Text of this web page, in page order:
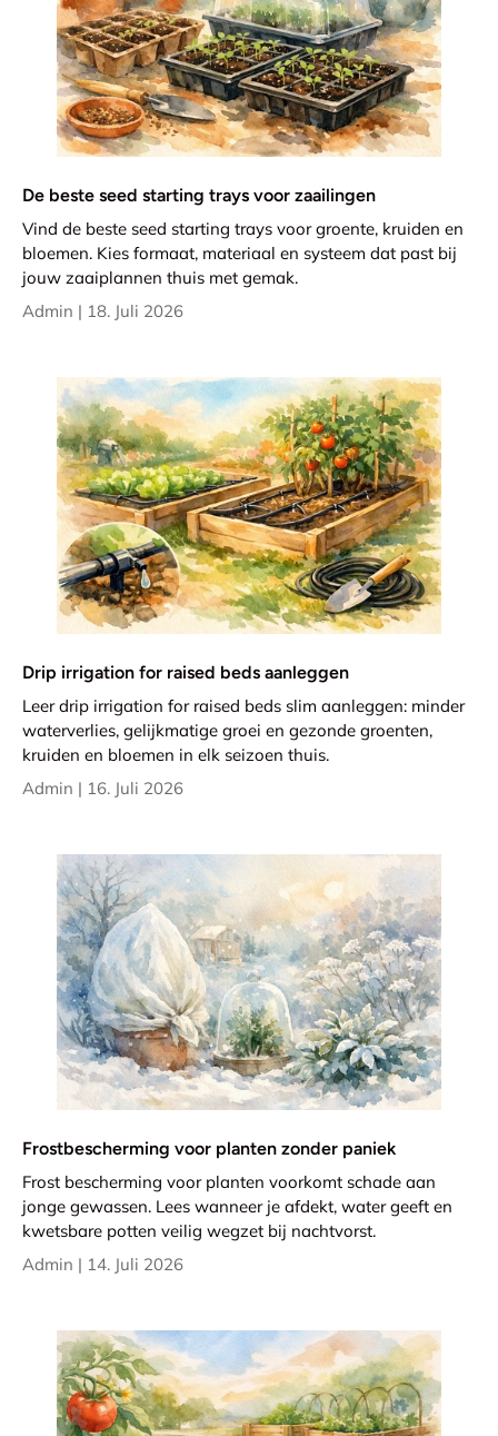
De beste seed starting trays voor zaailingen
Vind de beste seed starting trays voor groente, kruiden en
bloemen. Kies formaat, materiaal en systeem dat past bij
jouw zaaiplannen thuis met gemak.
Admin | 18. Juli 2026
Drip irrigation for raised beds aanleggen
Leer drip irrigation for raised beds slim aanleggen: minder
waterverlies, gelijkmatige groei en gezonde groenten,
kruiden en bloemen in elk seizoen thuis.
Admin | 16. Juli 2026
Frostbescherming voor planten zonder paniek
Frost bescherming voor planten voorkomt schade aan
jonge gewassen. Lees wanneer je afdekt, water geeft en
kwetsbare potten veilig wegzet bij nachtvorst.
Admin | 14. Juli 2026